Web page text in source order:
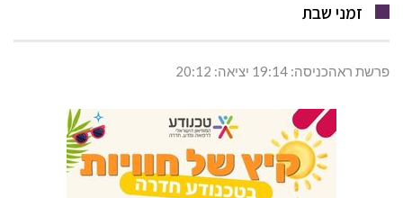
זמני שבת
פרשת ראהכניסה: 19:14 יציאה: 20:12